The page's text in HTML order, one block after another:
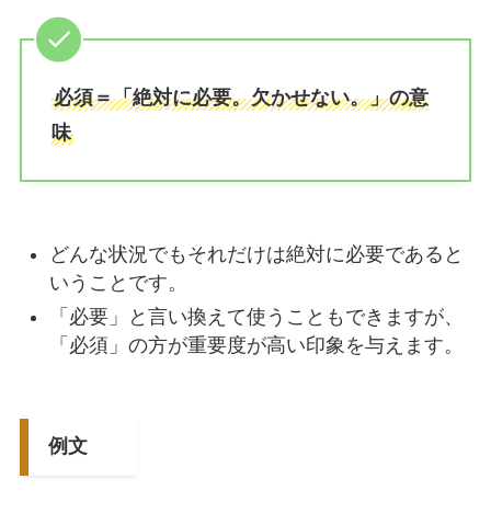
必須＝「絶対に必要。欠かせない。」の意
味
どんな状況でもそれだけは絶対に必要であると
いうことです。
「必要」と言い換えて使うこともできますが、
「必須」の方が重要度が高い印象を与えます。
例文